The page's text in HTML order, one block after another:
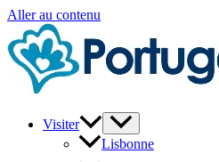
Aller au contenu
Visiter
Lisbonne